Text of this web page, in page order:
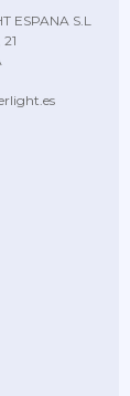
ESPANA S.L